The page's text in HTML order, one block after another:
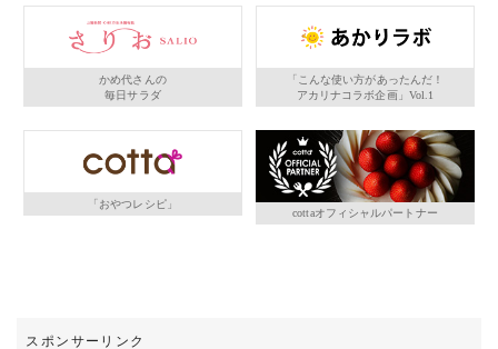
かめ代さんの
毎日サラダ
「こんな使い方があったんだ！
アカリナコラボ企画」Vol.1
「おやつレシピ」
cottaオフィシャルパートナー